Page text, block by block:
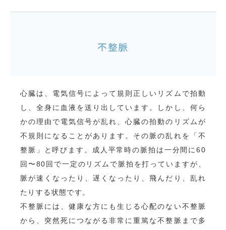
不整脈
心臓は、電気信号によって規則正しいリズムで拍動
し、全身に血液を送り出しています。しかし、何ら
かの理由で電気信号が乱れ、心臓の拍動のリズムが
不規則になることがあります。その脈の乱れを「不
整脈」と呼びます。成人平常時の脈拍は一分間に60
回〜80回で一定のリズムで脈拍を打っていますが、
脈が速くなったり、遅くなったり、飛んだり、乱れ
たりする状態です。
不整脈には、健康な方にも生じる心配のない不整脈
から、突然死につながる非常に重篤な不整脈まで多